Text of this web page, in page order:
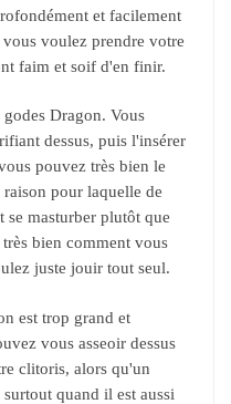
et facilement
voulez prendre votre
faim et soif d'en finir.
godes Dragon. Vous
dessus, puis l'insérer
pouvez très bien le
pour laquelle de
se masturber plutôt que
bien comment vous
juste jouir tout seul.
est trop grand et
vous asseoir dessus
clitoris, alors qu'un
quand il est aussi